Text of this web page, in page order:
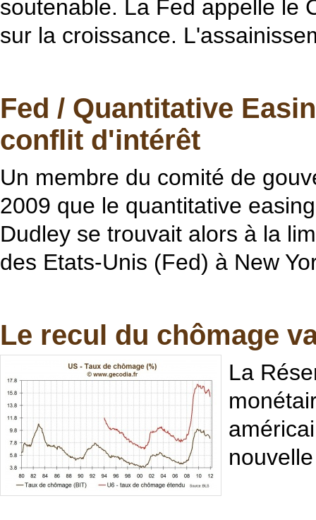
soutenable. La Fed appelle le
sur la croissance.
Fed / Quantitative
conflit d'intérêt
Un membre du comité de
2009 que le quantitative
Dudley se trouvait alors à la
des Etats-Unis (Fed) à New
Le recul du chômage
La